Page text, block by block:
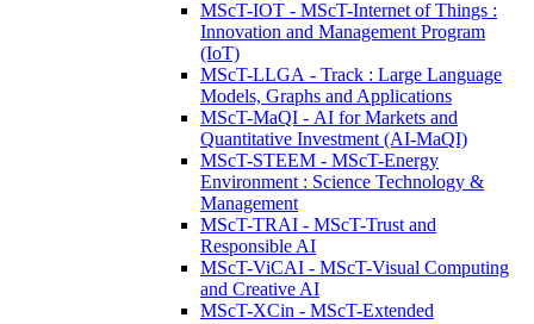
MScT-IOT - MScT-Internet of Things :
Innovation and Management Program
(IoT)
MScT-LLGA - Track : Large Language
Models, Graphs and Applications
MScT-MaQI - AI for Markets and
Quantitative Investment (AI-MaQI)
MScT-STEEM - MScT-Energy
Environment : Science Technology &
Management
MScT-TRAI - MScT-Trust and
Responsible AI
MScT-ViCAI - MScT-Visual Computing
and Creative AI
MScT-XCin - MScT-Extended